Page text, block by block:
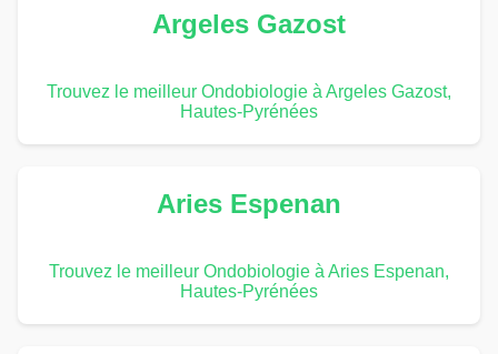
Argeles Gazost
Trouvez le meilleur Ondobiologie à Argeles Gazost,
Hautes-Pyrénées
Aries Espenan
Trouvez le meilleur Ondobiologie à Aries Espenan,
Hautes-Pyrénées